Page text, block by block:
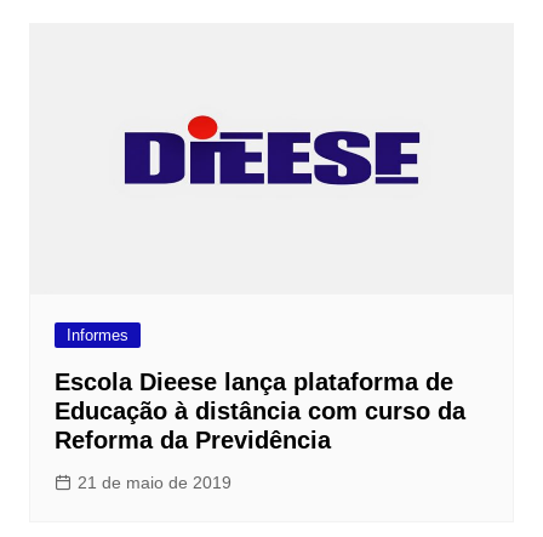
Informes
Escola Dieese lança plataforma de
Educação à distância com curso da
Reforma da Previdência
21 de maio de 2019